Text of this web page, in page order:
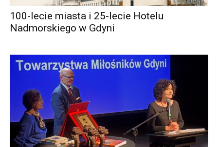
100-lecie miasta i 25-lecie Hotelu
Nadmorskiego w Gdyni